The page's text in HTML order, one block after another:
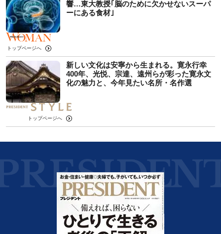
響…東大教授｢脳のために欠かせないスーパ
ーにある食材｣
トップページへ
新しい文化は安寧から生まれる。寛永行幸
400年、光悦、宗達、遠州らが彩った寛永文
化の魅力と、今年見たい名所・名作選
トップページへ